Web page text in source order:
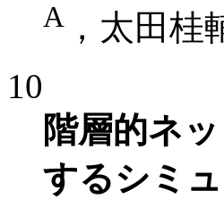
A ，太田桂
10
階層的ネ
するシミ